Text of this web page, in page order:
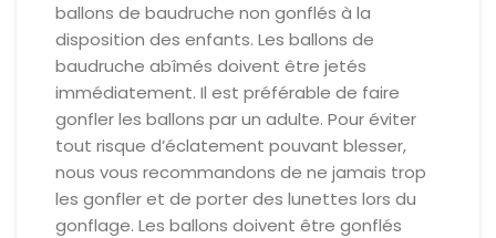
ballons de baudruche non gonflés à la
disposition des enfants. Les ballons de
baudruche abîmés doivent être jetés
immédiatement. Il est préférable de faire
gonfler les ballons par un adulte. Pour éviter
tout risque d’éclatement pouvant blesser,
nous vous recommandons de ne jamais trop
les gonfler et de porter des lunettes lors du
gonflage. Les ballons doivent être gonflés